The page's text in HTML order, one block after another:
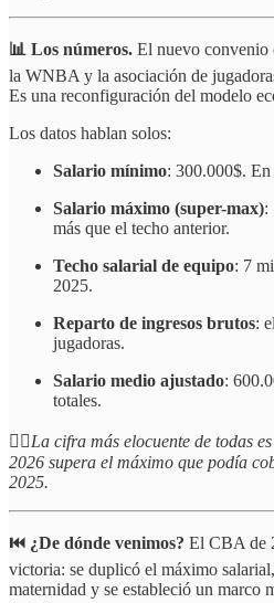
📊 Los números. El nuevo
la WNBA y la asociación de
Es una reconfiguración del modelo
Los datos hablan solos:
Salario mínimo: 300.000$.
Salario máximo (super-max):
más que el techo anterior.
Techo salarial de equipo: 7
2025.
Reparto de ingresos brutos:
jugadoras.
Salario medio ajustado:
totales.
☝🏻La cifra más elocuente de todas
2026 supera el máximo que podía
2025.
⏮️ ¿De dónde venimos? El CBA de
victoria: se duplicó el máximo
maternidad y se estableció un marco